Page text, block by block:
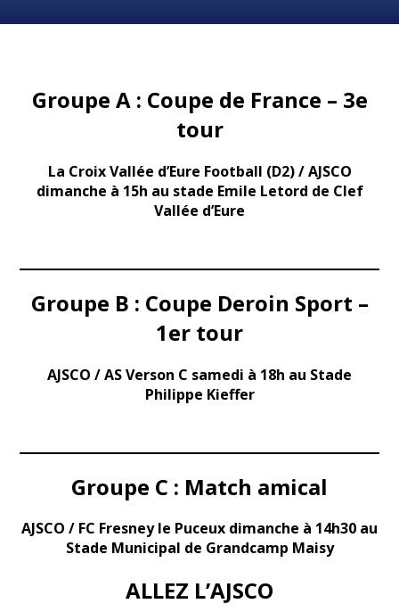
Groupe A : Coupe de France – 3e
tour
La Croix Vallée d’Eure Football (D2) / AJSCO
dimanche à 15h au stade Emile Letord de Clef
Vallée d’Eure
Groupe B : Coupe Deroin Sport –
1er tour
AJSCO / AS Verson C samedi à 18h au Stade
Philippe Kieffer
Groupe C : Match amical
AJSCO / FC Fresney le Puceux dimanche à 14h30 au
Stade Municipal de Grandcamp Maisy
ALLEZ L’AJSCO